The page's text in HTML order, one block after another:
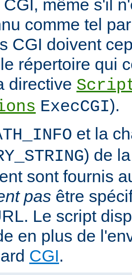
même s'il
comme tel
CGI doivent
répertoire qui
directive
ExecCGI).
et la
) de
sont fournis
pas être
Le script
en plus de
CGI.